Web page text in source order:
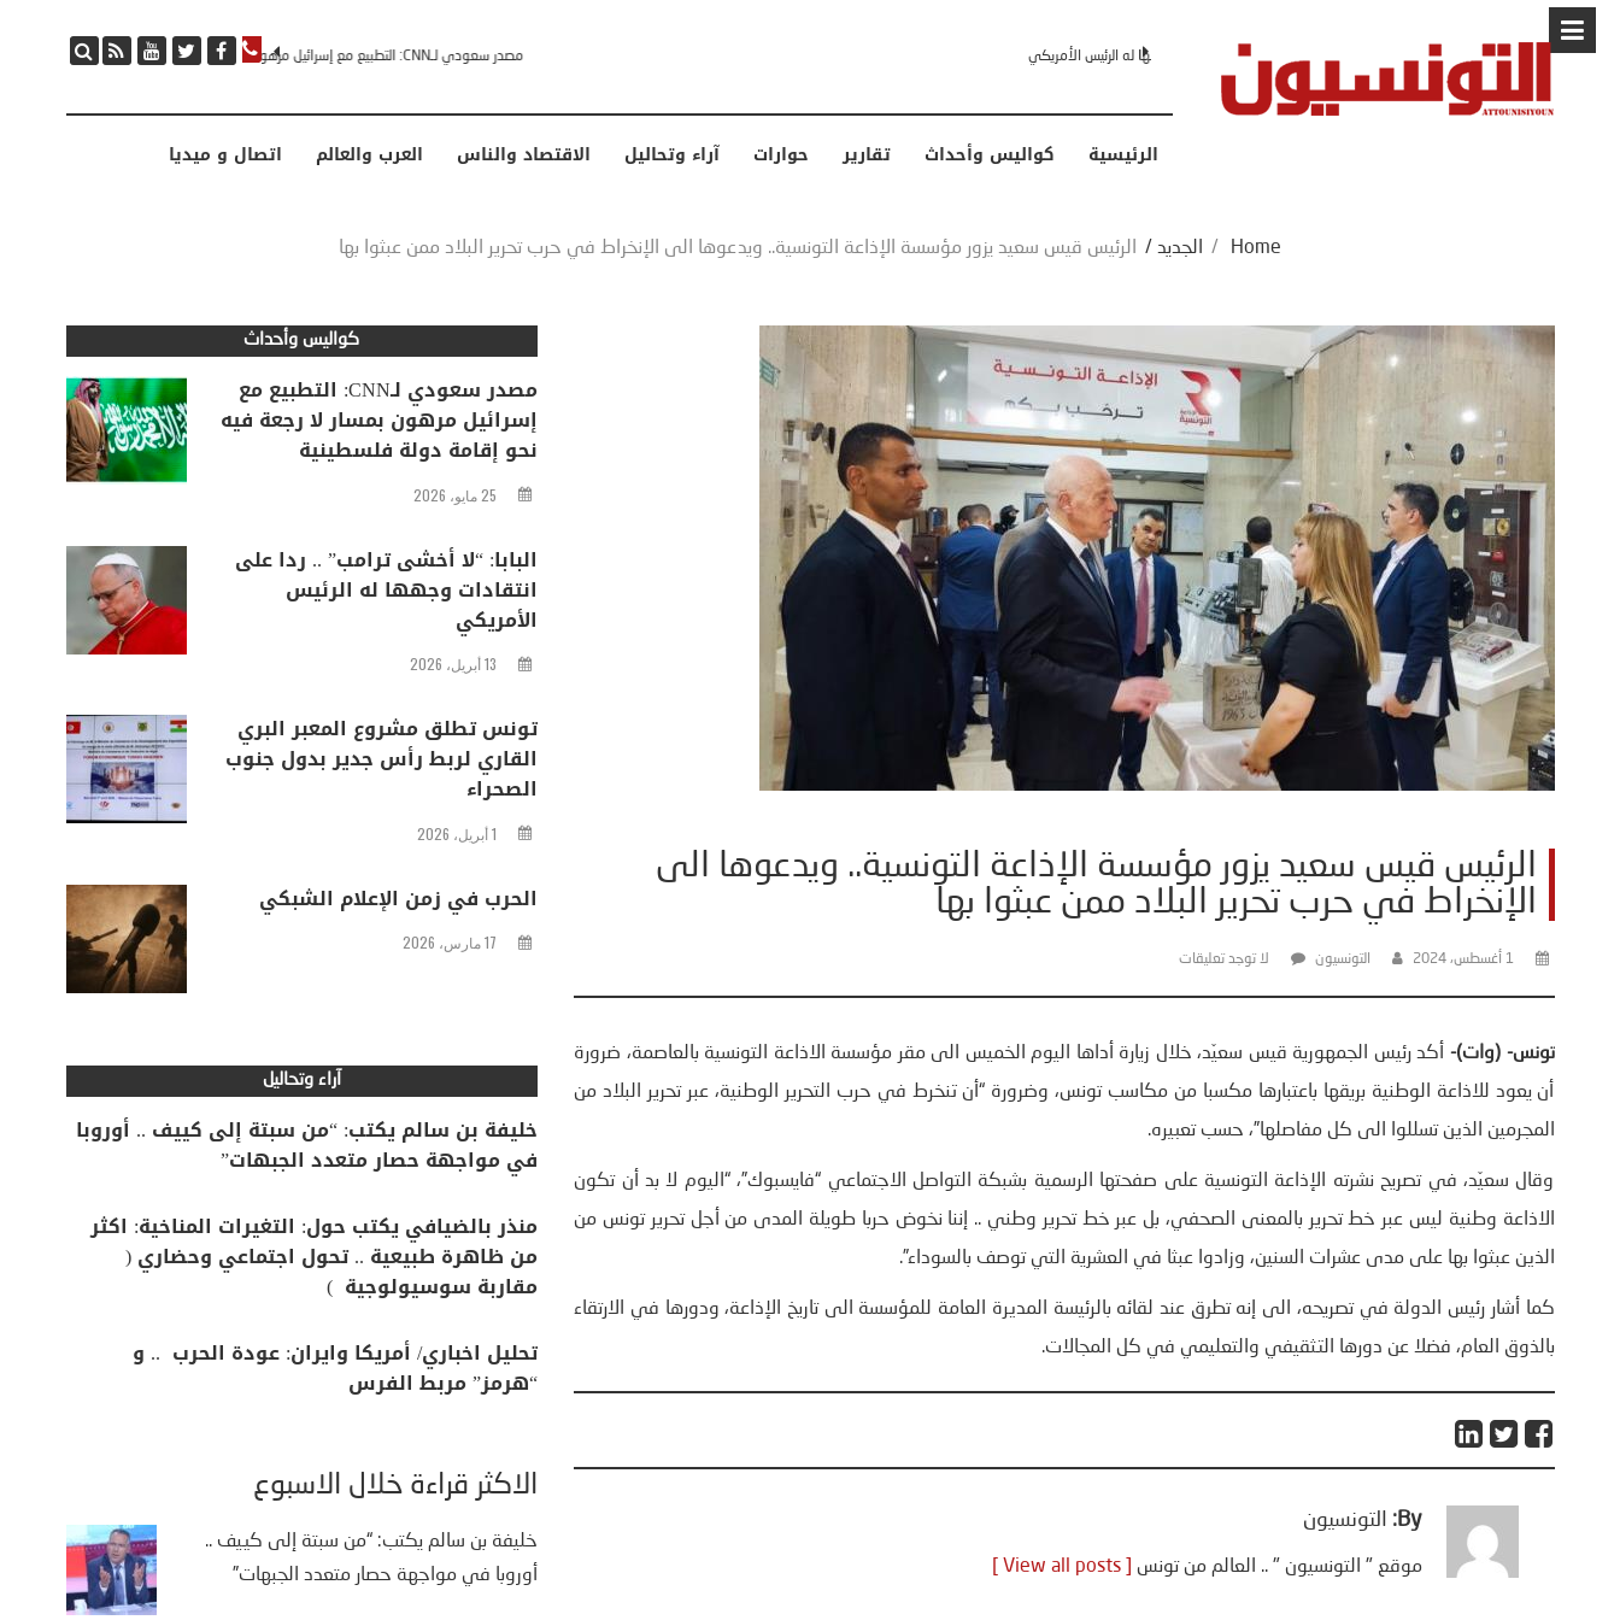
مصدر سعودي لـCNN: التطبيع مع إسرائيل مرهون بمسار لا رجعة فيه نحو إقامة دولة فلسطينية البابا: “لا أخشى ترامب” .. ردا على انتقادات وجهها له الرئيس الأمريكي
الرئيسية كواليس وأحداث تقارير حوارات آراء وتحاليل الاقتصاد والناس العرب والعالم اتصال و ميديا
Home
/ الجديد / الرئيس قيس سعيد يزور مؤسسة الإذاعة التونسية.. ويدعوها الى الإنخراط في حرب تحرير البلاد ممن عبثوا بها
الرئيس قيس سعيد يزور مؤسسة الإذاعة التونسية.. ويدعوها الى
الإنخراط في حرب تحرير البلاد ممن عبثوا بها
1 أغسطس، 2024 التونسيون لا توجد تعليقات
تونس- (وات)- أكد رئيس الجمهورية قيس سعيّد، خلال زيارة أداها اليوم الخميس الى مقر مؤسسة الاذاعة التونسية بالعاصمة، ضرورة
أن يعود للاذاعة الوطنية بريقها باعتبارها مكسبا من مكاسب تونس، وضرورة “أن تنخرط في حرب التحرير الوطنية، عبر تحرير البلاد من
المجرمين الذين تسللوا الى كل مفاصلها”، حسب تعبيره.
وقال سعيّد، في تصريح نشرته الإذاعة التونسية على صفحتها الرسمية بشبكة التواصل الاجتماعي “فايسبوك”، “اليوم لا بد أن تكون
الاذاعة وطنية ليس عبر خط تحرير بالمعنى الصحفي، بل عبر خط تحرير وطني .. إننا نخوض حربا طويلة المدى من أجل تحرير تونس من
الذين عبثوا بها على مدى عشرات السنين، وزادوا عبثا في العشرية التي توصف بالسوداء”.
كما أشار رئيس الدولة في تصريحه، الى إنه تطرق عند لقائه بالرئيسة المديرة العامة للمؤسسة الى تاريخ الإذاعة، ودورها في الارتقاء
بالذوق العام، فضلا عن دورها التثقيفي والتعليمي في كل المجالات.
By: التونسيون
موقع " التونسيون " .. العالم من تونس [ View all posts ]
كواليس وأحداث
مصدر سعودي لـCNN: التطبيع مع
إسرائيل مرهون بمسار لا رجعة فيه
نحو إقامة دولة فلسطينية
25 مايو، 2026
البابا: “لا أخشى ترامب” .. ردا على
انتقادات وجهها له الرئيس
الأمريكي
13 أبريل، 2026
تونس تطلق مشروع المعبر البري
القاري لربط رأس جدير بدول جنوب
الصحراء
1 أبريل، 2026
الحرب في زمن الإعلام الشبكي
17 مارس، 2026
آراء وتحاليل
خليفة بن سالم يكتب: “من سبتة إلى كييف .. أوروبا
في مواجهة حصار متعدد الجبهات”
منذر بالضيافي يكتب حول: التغيرات المناخية: اكثر
من ظاهرة طبيعية .. تحول اجتماعي وحضاري (
مقاربة سوسيولوجية )
تحليل اخباري/ أمريكا وايران: عودة الحرب .. و
“هرمز” مربط الفرس
الأكثر قراءة خلال الأسبوع
خليفة بن سالم يكتب: “من سبتة إلى كييف ..
أوروبا في مواجهة حصار متعدد الجبهات”